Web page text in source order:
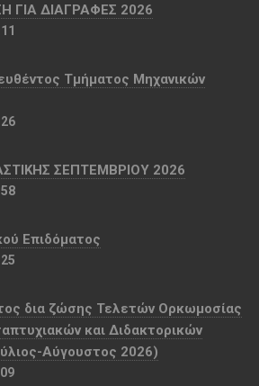
ΓΙΑ ΔΙΑΓΡΑΦΕΣ 2026
Τμήματος Μηχανικών
ΣΕΠΤΕΜΒΡΙΟΥ 2026
Επιδόματος
δια ζώσης Τελετών Ορκωμοσίας
και Διδακτορικών
Αύγουστος 2026)